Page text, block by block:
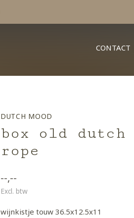
CONTACT
DUTCH MOOD
box old dutch
rope
--,--
Excl. btw
wijnkistje touw 36.5x12.5x11